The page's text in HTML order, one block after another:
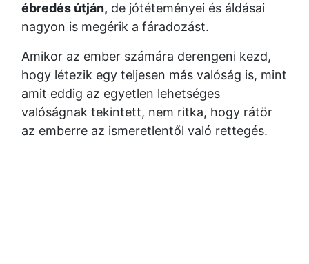
ébredés útján, de jótéteményei és áldásai
nagyon is megérik a fáradozást.
Amikor az ember számára derengeni kezd,
hogy létezik egy teljesen más valóság is, mint
amit eddig az egyetlen lehetséges
valóságnak tekintett, nem ritka, hogy rátör
az emberre az ismeretlentől való rettegés.